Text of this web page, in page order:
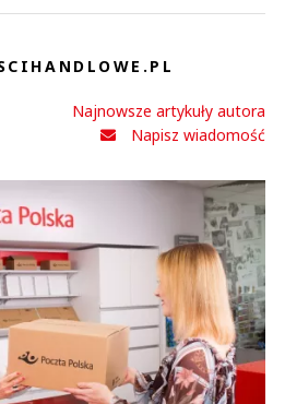
Najnowsze artykuły autora
Napisz wiadomość